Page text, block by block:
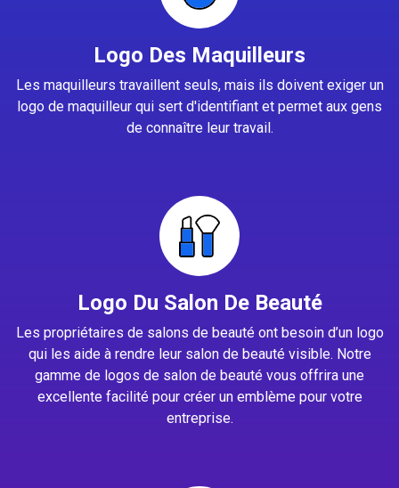
Logo Des Maquilleurs
Les maquilleurs travaillent seuls, mais ils doivent exiger un
logo de maquilleur qui sert d'identifiant et permet aux gens
de connaître leur travail.
Logo Du Salon De Beauté
Les propriétaires de salons de beauté ont besoin d’un logo
qui les aide à rendre leur salon de beauté visible. Notre
gamme de logos de salon de beauté vous offrira une
excellente facilité pour créer un emblème pour votre
entreprise.